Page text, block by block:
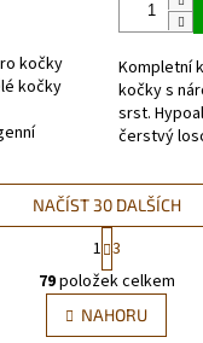
kočky
kočky
Kompletní
kočky s
srst.
čerstvý
O
v
l
NAČÍST 30 DALŠÍCH
S
t
r
á
n
1 3
79položek celkem
NAHORU